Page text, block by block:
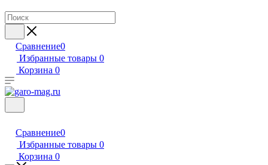
Сравнение0
Избранные товары 0
Корзина 0
Сравнение0
Избранные товары 0
Корзина 0